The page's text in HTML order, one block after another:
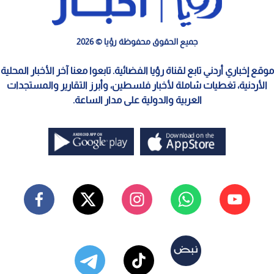
جميع الحقوق محفوظة رؤيا © 2026
موقع إخباري أردني تابع لقناة رؤيا الفضائية. تابعوا معنا آخر الأخبار المحلية
الأردنية، تغطيات شاملة لأخبار فلسطين، وأبرز التقارير والمستجدات
العربية والدولية على مدار الساعة.